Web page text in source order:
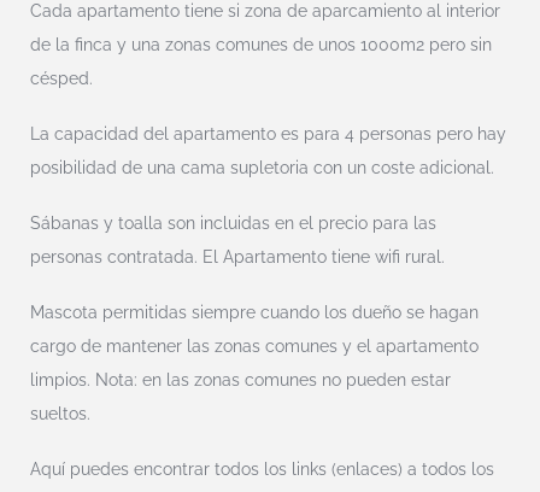
Cada apartamento tiene si zona de aparcamiento al interior
de la finca y una zonas comunes de unos 1000m2 pero sin
césped.
La capacidad del apartamento es para 4 personas pero hay
posibilidad de una cama supletoria con un coste adicional.
Sábanas y toalla son incluidas en el precio para las
personas contratada. El Apartamento tiene wifi rural.
Mascota permitidas siempre cuando los dueño se hagan
cargo de mantener las zonas comunes y el apartamento
limpios. Nota: en las zonas comunes no pueden estar
sueltos.
Aquí puedes encontrar todos los links (enlaces) a todos los